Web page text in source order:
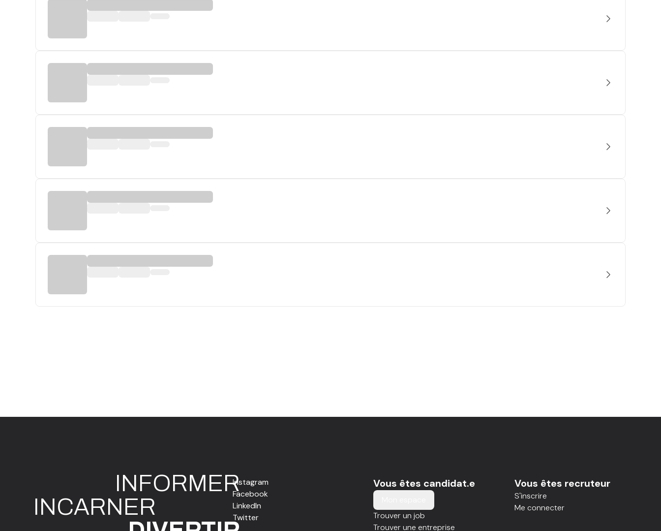
INFORMER
INCARNER
Instagram
Facebook
LinkedIn
Twitter
Vous êtes candidat.e
Trouver un job
Trouver une entreprise
Vous êtes recruteur
S'inscrire
Me connecter